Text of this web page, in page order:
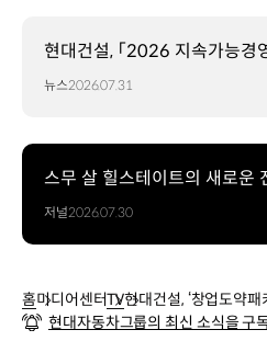
현대건설, 「2026 지속가능경
뉴스2026.07.31
스무 살 힐스테이트의 새로운
저널2026.07.30
홈미디어센터TV현대건설, ‘창업도약패
현대자동차그룹의 최신 소식을 구